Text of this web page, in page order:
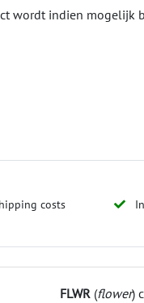
wordt indien mogelijk
costs
FLWR (flower)